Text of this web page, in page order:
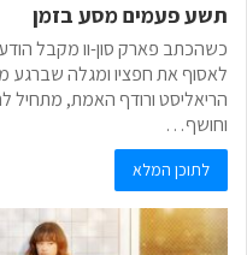
תשע פעמים מסע בזמן
כשהכתב פארק סון-וו מקבל
לאסוף את חפציו ומגלה שברגע
הריאליסט ורודף האמת, מתחיל
וחושף…
לתוכן המלא